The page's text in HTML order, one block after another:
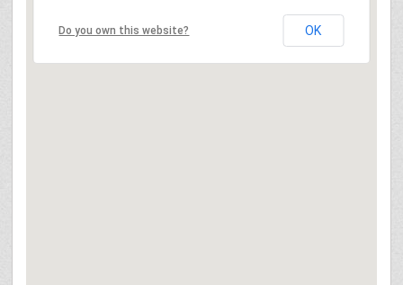
Do you own this website? OK